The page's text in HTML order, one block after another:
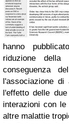
hanno
riduzione
conseguenza
l'associazione
l'effetto delle
interazioni con
altre malattie